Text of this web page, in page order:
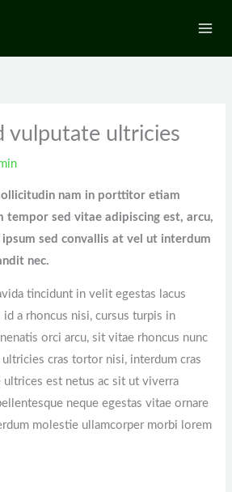
vulputate ultricies
nam in porttitor etiam
tempor sed vitae adipiscing est, arcu,
ipsum sed convallis at vel ut interdum
nec.
tincidunt in velit egestas lacus
id a rhoncus nisi, cursus turpis in
orci arcu, sit vitae rhoncus nunc
cras tortor nisi, interdum cras
ultrices est netus ac sit ut viverra
neque egestas vitae ornare
molestie ullamcorper morbi lorem